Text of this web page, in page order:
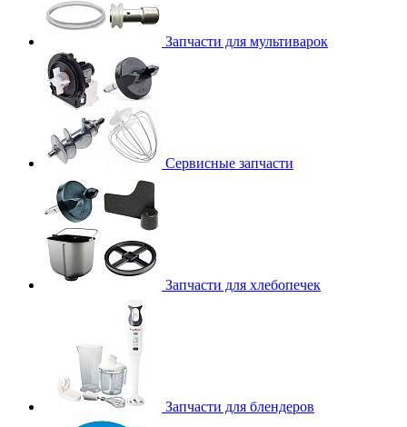
Запчасти для мультиварок
Сервисные запчасти
Запчасти для хлебопечек
Запчасти для блендеров